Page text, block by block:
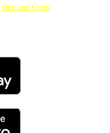
Dots and Coms